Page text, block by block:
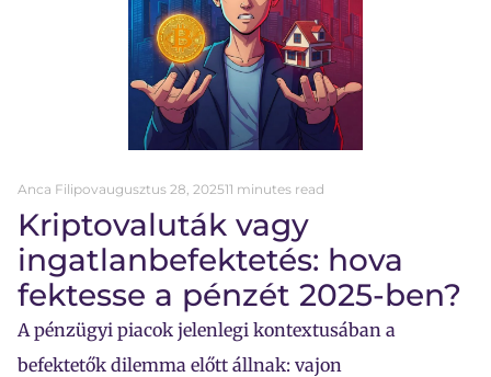
Anca Filipovaugusztus 28, 202511 minutes read
Kriptovaluták vagy
ingatlanbefektetés: hova
fektesse a pénzét 2025-ben?
A pénzügyi piacok jelenlegi kontextusában a
befektetők dilemma előtt állnak: vajon